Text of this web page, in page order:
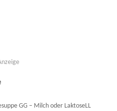
GG – Milch oder LaktoseLL